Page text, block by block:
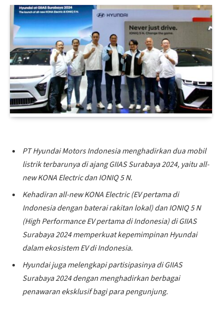
PT Hyundai Motors Indonesia menghadirkan dua mobil
listrik terbarunya di ajang GIIAS Surabaya 2024, yaitu all-
new KONA Electric dan IONIQ 5 N.
Kehadiran all-new KONA Electric (EV pertama di
Indonesia dengan baterai rakitan lokal) dan IONIQ 5 N
(High Performance EV pertama di Indonesia) di GIIAS
Surabaya 2024 memperkuat kepemimpinan Hyundai
dalam ekosistem EV di Indonesia.
Hyundai juga melengkapi partisipasinya di GIIAS
Surabaya 2024 dengan menghadirkan berbagai
penawaran eksklusif bagi para pengunjung.